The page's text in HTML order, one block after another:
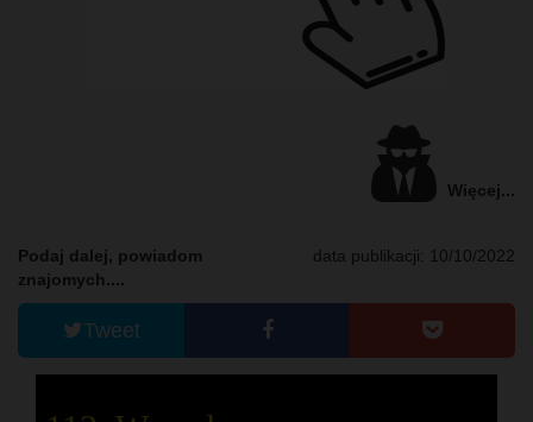
Więcej...
data publikacji: 10/10/2022
Podaj dalej, powiadom
znajomych....
Tweet